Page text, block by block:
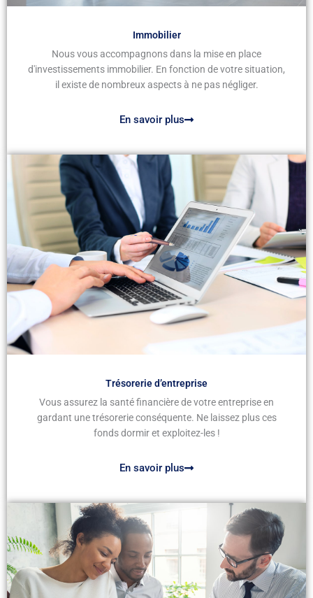
Immobilier
Nous vous accompagnons dans la mise en place
d'investissements immobilier. En fonction de votre situation,
il existe de nombreux aspects à ne pas négliger.
En savoir plus
Trésorerie d’entreprise
Vous assurez la santé financière de votre entreprise en
gardant une trésorerie conséquente. Ne laissez plus ces
fonds dormir et exploitez-les !
En savoir plus